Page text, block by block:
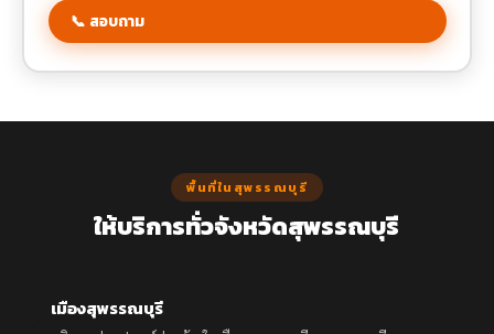
📞 สอบถาม
พื้นที่ในสุพรรณบุรี
ให้บริการทั่วจังหวัดสุพรรณบุรี
เมืองสุพรรณบุรี